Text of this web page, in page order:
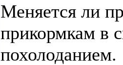
Меняется ли
прикормкам в
похолоданием.